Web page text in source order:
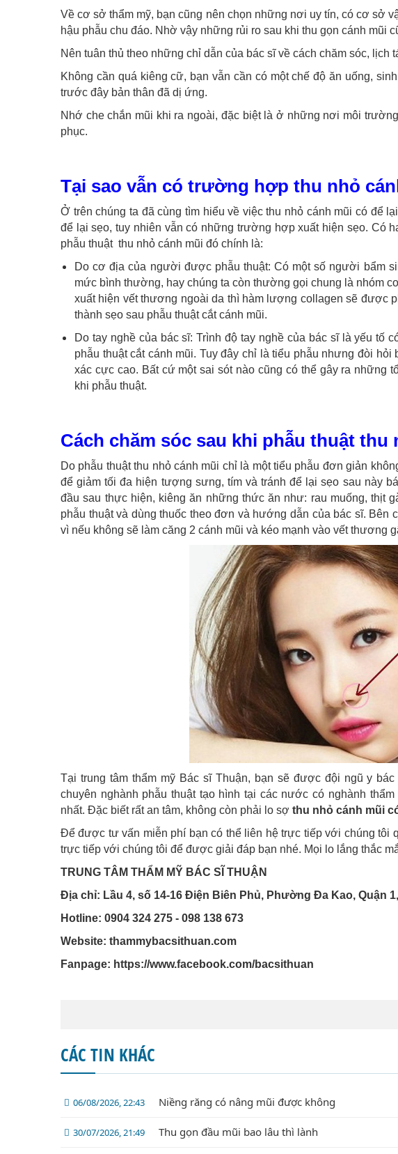
Về cơ sở thẩm mỹ, bạn cũng nên chọn những nơi uy tín, có cơ sở
hậu phẫu chu đáo. Nhờ vậy những rủi ro sau khi thu gọn cánh mũi
Nên tuân thủ theo những chỉ dẫn của bác sĩ về cách chăm sóc,
Không cần quá kiêng cữ, bạn vẫn cần có một chế độ ăn uống,
trước đây bản thân đã dị ứng.
Nhớ che chắn mũi khi ra ngoài, đặc biệt là ở những nơi môi
phục.
Tại sao vẫn có trường hợp thu nhỏ
Ở trên chúng ta đã cùng tìm hiểu về việc thu nhỏ cánh mũi có để
để lại sẹo, tuy nhiên vẫn có những trường hợp xuất hiện sẹo. Có
phẫu thuật thu nhỏ cánh mũi đó chính là:
Do cơ địa của người được phẫu thuật: Có một số người bẩm
mức bình thường, hay chúng ta còn thường gọi chung là nhóm
xuất hiện vết thương ngoài da thì hàm lượng collagen sẽ được
thành sẹo sau phẫu thuật cắt cánh mũi.
Do tay nghề của bác sĩ: Trình độ tay nghề của bác sĩ là yếu tố
phẫu thuật cắt cánh mũi. Tuy đây chỉ là tiểu phẫu nhưng đòi
xác cực cao. Bất cứ một sai sót nào cũng có thể gây ra những
khi phẫu thuật.
Cách chăm sóc sau khi phẫu thuật thu
Do phẫu thuật thu nhỏ cánh mũi chỉ là một tiểu phẫu đơn giản
để giảm tối đa hiện tượng sưng, tím và tránh để lại sẹo sau này
đầu sau thực hiện, kiêng ăn những thức ăn như: rau muống, thịt
phẫu thuật và dùng thuốc theo đơn và hướng dẫn của bác sĩ. Bên
vì nếu không sẽ làm căng 2 cánh mũi và kéo mạnh vào vết thương
Tại trung tâm thẩm mỹ Bác sĩ Thuận, bạn sẽ được đội ngũ y
chuyên nghành phẫu thuật tạo hình tại các nước có nghành
nhất. Đặc biết rất an tâm, không còn phải lo sợ thu nhỏ cánh mũi
Để được tư vấn miễn phí bạn có thể liên hệ trực tiếp với chúng tôi
trực tiếp với chúng tôi để được giải đáp bạn nhé. Mọi lo lắng thắc
TRUNG TÂM THẨM MỸ BÁC SĨ THUẬN
Địa chỉ: Lầu 4, số 14-16 Điện Biên Phủ, Phường Đa Kao, Quận
Hotline: 0904 324 275 - 098 138 673
Website: thammybacsithuan.com
Fanpage: https://www.facebook.com/bacsithuan
CÁC TIN KHÁC
06/08/2026, 22:43 Niềng răng có nâng mũi được không
30/07/2026, 21:49 Thu gọn đầu mũi bao lâu thì lành